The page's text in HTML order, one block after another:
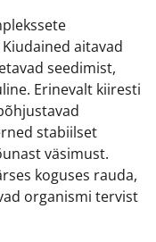
aitavad
seedimist,
Erinevalt kiiresti
stabiilset
väsimust.
koguses rauda,
organismi tervist